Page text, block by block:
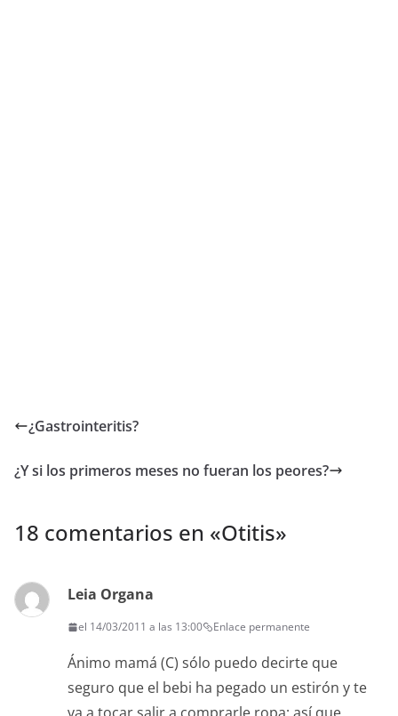
¿Gastrointeritis?
¿Y si los primeros meses no fueran los peores?
18 comentarios en «Otitis»
Leia Organa
el 14/03/2011 a las 13:00 Enlace permanente
Ánimo mamá (C) sólo puedo decirte que
seguro que el bebi ha pegado un estirón y te